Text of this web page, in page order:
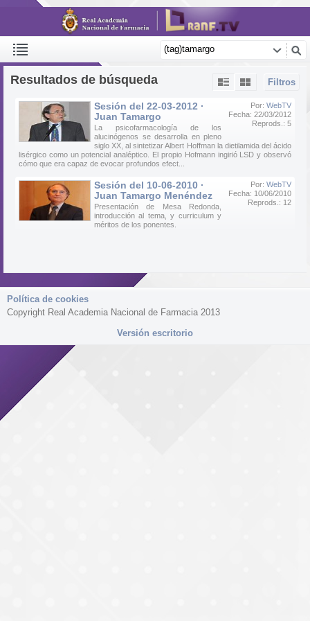
Filtros
Resultados de búsqueda
Por: WebTV
Fecha: 22/03/2012
Reprods.: 5
Sesión del 22-03-2012 ·
Juan Tamargo
La psicofarmacología de los
alucinógenos se desarrolla en pleno
siglo XX, al sintetizar Albert Hoffman la dietilamida del ácido
lisérgico como un potencial analéptico. El propio Hofmann ingirió LSD y observó
cómo que era capaz de evocar profundos efect...
Por: WebTV
Fecha: 10/06/2010
Reprods.: 12
Sesión del 10-06-2010 ·
Juan Tamargo Menéndez
Presentación de Mesa Redonda,
introducción al tema, y curriculum y
méritos de los ponentes.
Política de cookies
Copyright Real Academia Nacional de Farmacia 2013
Versión escritorio